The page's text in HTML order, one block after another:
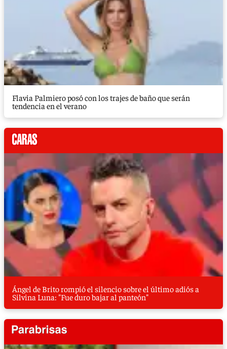
Flavia Palmiero posó con los trajes de baño que serán
tendencia en el verano
Ángel de Brito rompió el silencio sobre el último adiós a
Silvina Luna: "Fue duro bajar al panteón"